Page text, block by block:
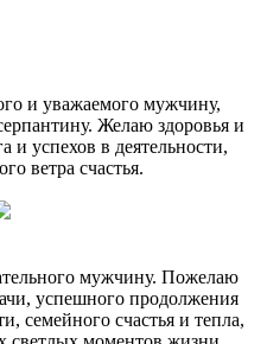
и уважаемого мужчину,
Желаю здоровья и
и успехов в деятельности,
ветра счастья.
мужчину. Пожелаю
успешного продолжения
семейного счастья и тепла,